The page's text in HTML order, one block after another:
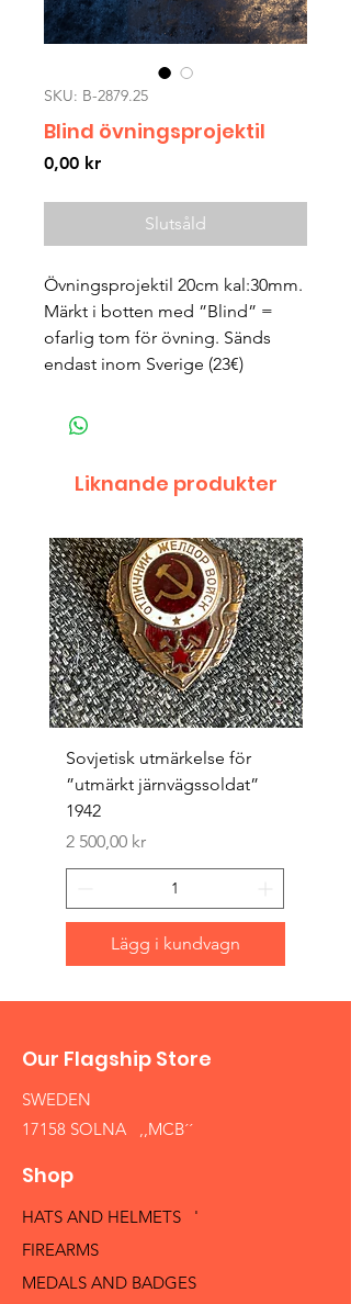
SKU: B-2879.25
Blind övningsprojektil
0,00 krPris
Slutsåld
Övningsprojektil 20cm kal:30mm.
Märkt i botten med ”Blind” =
ofarlig tom för övning. Sänds
endast inom Sverige (23€)
Liknande produkter
Sovjetisk utmärkelse för
”utmärkt järnvägssoldat”
1942
Pris
2 500,00 kr
Lägg i kundvagn
Our Flagship Store
SWEDEN
17158 SOLNA ,,MCB´´
Shop
HATS AND HELMETS '
FIREARMS
MEDALS AND BADGES